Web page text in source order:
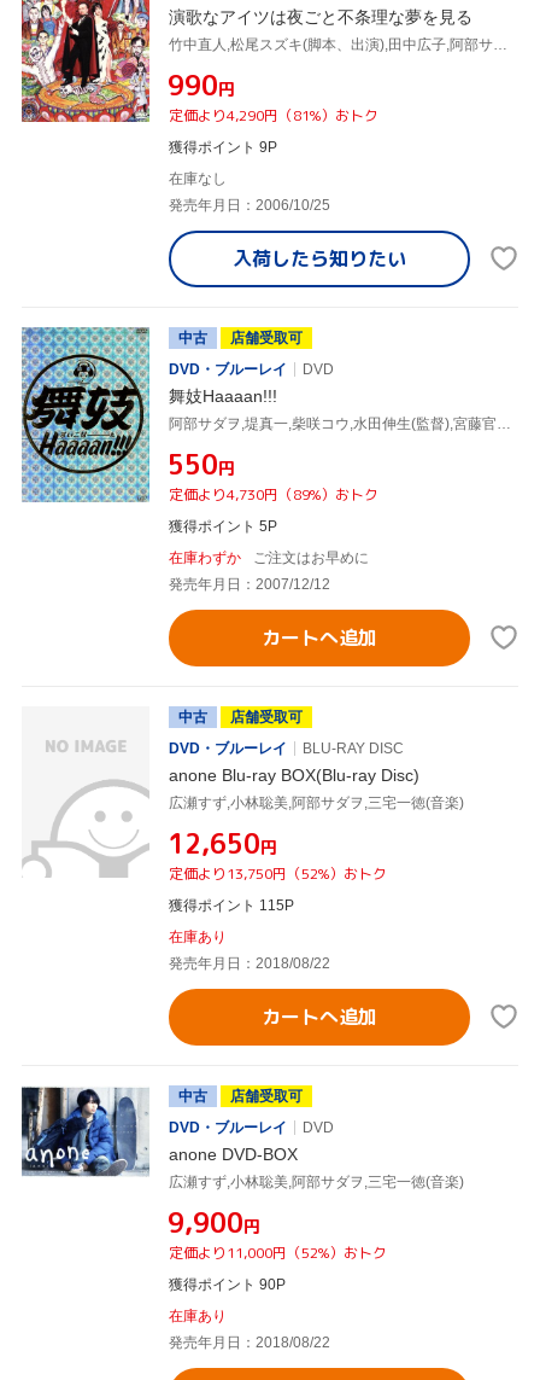
演歌なアイツは夜ごと不条理な夢を見る
竹中直人,松尾スズキ(脚本、出演),田中広子,阿部サダヲ
¥990円
定価より4,290円（81%）おトク
獲得ポイント 9P
在庫なし
発売年月日：2006/10/25
入荷したら知りたい
中古
店舗受取可
DVD・ブルーレイ
DVD
舞妓Haaaan!!!
¥550円
定価より4,730円（89%）おトク
獲得ポイント 5P
在庫わずか
ご注文はお早めに
発売年月日：2007/12/12
カートへ追加
中古
店舗受取可
DVD・ブルーレイ
BLU-RAY DISC
anone Blu-ray BOX(Blu-ray Disc)
広瀬すず,小林聡美,阿部サダヲ,三宅一徳(音楽)
¥12,650円
定価より13,750円（52%）おトク
獲得ポイント 115P
在庫あり
発売年月日：2018/08/22
カートへ追加
中古
店舗受取可
DVD・ブルーレイ
DVD
anone DVD-BOX
広瀬すず,小林聡美,阿部サダヲ,三宅一徳(音楽)
¥9,900円
定価より11,000円（52%）おトク
獲得ポイント 90P
在庫あり
発売年月日：2018/08/22